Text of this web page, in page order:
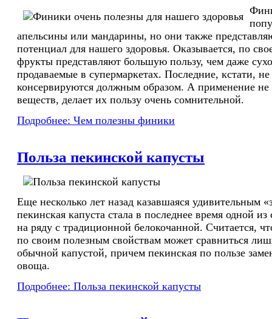
апельсины или мандарины, но они также
потенциал для нашего здоровья. Оказывается, по
фрукты представляют большую пользу, чем даже
продаваемые в супермаркетах. Последние, кстати, не
консервируются должным образом. А применение не
веществ, делает их пользу очень сомнительной.
Подробнее: Чем полезны финики
Польза пекинской капусты
Еще несколько лет назад казавшаяся удивительным
пекинская капуста стала в последнее время одной
на ряду с традиционной белокочанной. Считается,
по своим полезным свойствам может сравниться
обычной капустой, причем пекинская по пользе
овоща.
Подробнее: Польза пекинской капусты